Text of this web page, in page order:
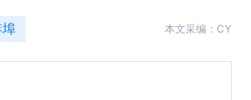
本文采编：CY